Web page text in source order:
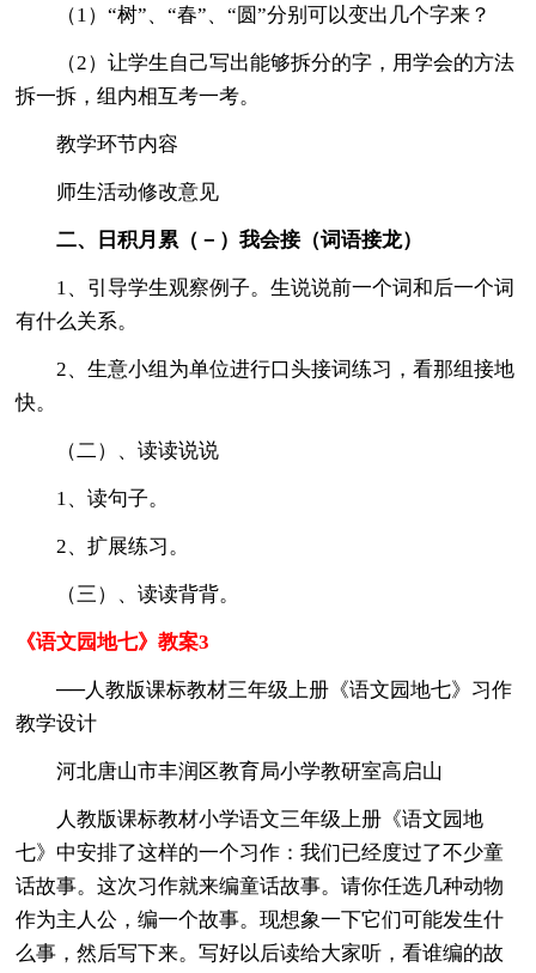
（1）“树”、“春”、“圆”分别可以变出几个字来？
（2）让学生自己写出能够拆分的字，用学会的方法
拆一拆，组内相互考一考。
教学环节内容
师生活动修改意见
二、日积月累（－）我会接（词语接龙）
1、引导学生观察例子。生说说前一个词和后一个词
有什么关系。
2、生意小组为单位进行口头接词练习，看那组接地
快。
（二）、读读说说
1、读句子。
2、扩展练习。
（三）、读读背背。
《语文园地七》教案3
──人教版课标教材三年级上册《语文园地七》习作
教学设计
河北唐山市丰润区教育局小学教研室高启山
人教版课标教材小学语文三年级上册《语文园地
七》中安排了这样的一个习作：我们已经度过了不少童
话故事。这次习作就来编童话故事。请你任选几种动物
作为主人公，编一个故事。现想象一下它们可能发生什
么事，然后写下来。写好以后读给大家听，看谁编的故